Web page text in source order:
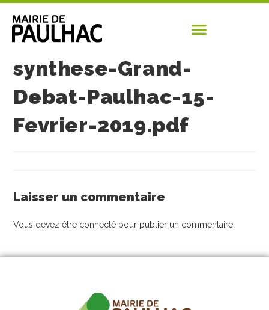
synthese-Grand-
Debat-Paulhac-15-
Fevrier-2019.pdf
Laisser un commentaire
Vous devez être connecté pour publier un commentaire.